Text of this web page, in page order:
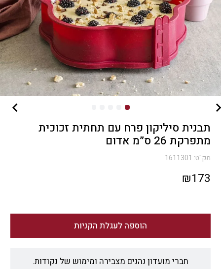
תבנית סיליקון פרח עם תחתית זכוכית
מתפרקת 26 ס”מ אדום
מק"ט: 1611301
₪173
הוספה לעגלת הקניות
חברי מועדון נהנים מצבירה ומימוש של נקודות.